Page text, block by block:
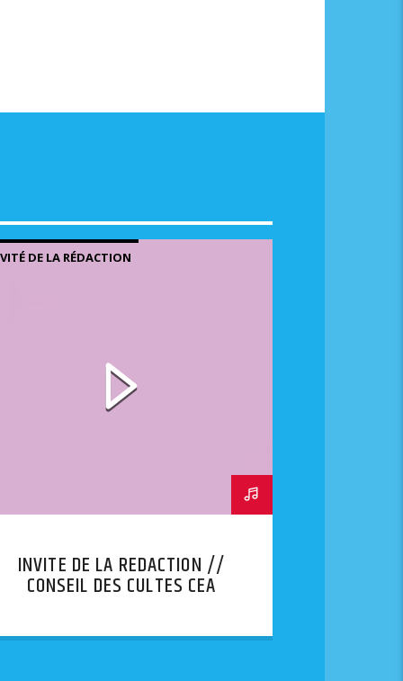
DE LA RÉDACTION
INVITE DE LA REDACTION //
CONSEIL DES CULTES CEA